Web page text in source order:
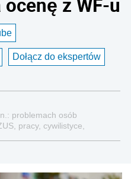
Dołącz do ekspertów
problemach osób
pracy, cywilistyce,